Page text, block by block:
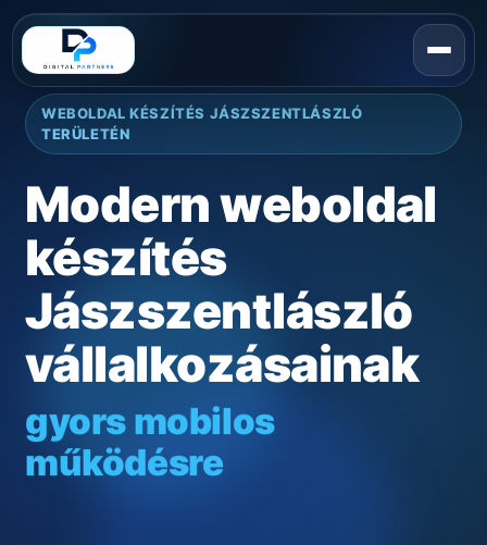
WEBOLDAL KÉSZÍTÉS JÁSZSZENTLÁSZLÓ
TERÜLETÉN
Modern weboldal
készítés
Jászszentlászló
vállalkozásainak
gyors mobilos
működésre